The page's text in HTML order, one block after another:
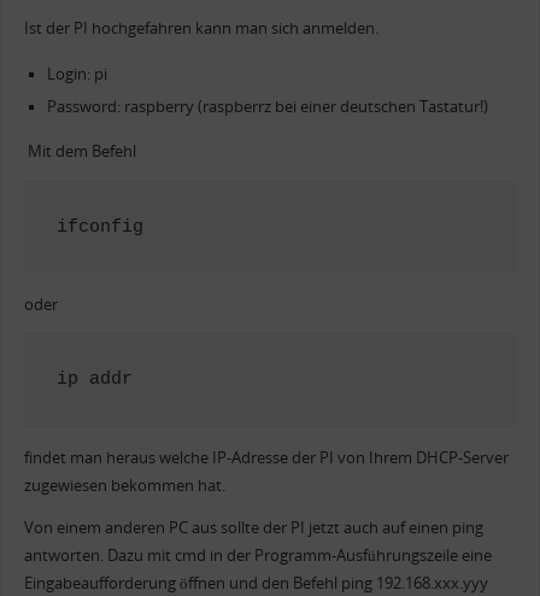
Ist der PI hochgefahren kann man sich anmelden.
Login: pi
Password: raspberry (raspberrz bei einer deutschen Tastatur!)
Mit dem Befehl
ifconfig
oder
ip addr
findet man heraus welche IP-Adresse der PI von Ihrem DHCP-Server
zugewiesen bekommen hat.
Von einem anderen PC aus sollte der PI jetzt auch auf einen ping
antworten. Dazu mit cmd in der Programm-Ausführungszeile eine
Eingabeaufforderung öffnen und den Befehl ping 192.168.xxx.yyy